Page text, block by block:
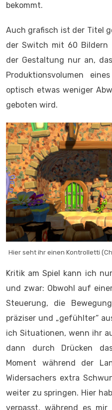
bekommt.
Auch grafisch ist der Titel
der Switch mit 60 Bildern
der Gestaltung nur an,
Produktionsvolumen
optisch etwas weniger
geboten wird.
Hier seht ihr einen Kontrolletti
Kritik am Spiel kann ich
und zwar: Obwohl auf
Steuerung, die
präziser und „gefühlter“
ich Situationen, wenn ihr
dann durch Drücken
Moment während der
Widersachers extra
weiter zu springen. Hier
verpasst, während es mir